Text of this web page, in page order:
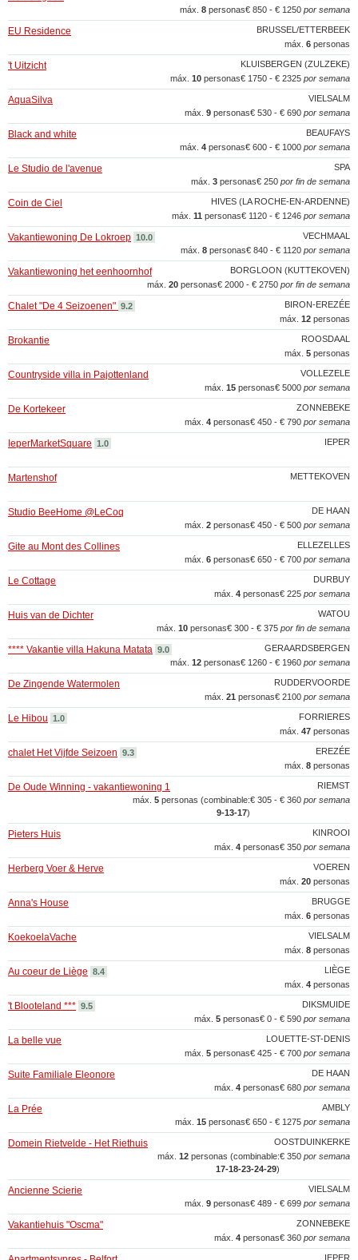
€ 850 - € 1250 por semana
máx. 8 personas
BRUSSEL/ETTERBEEK
EU Residence
máx. 6 personas
KLUISBERGEN (ZULZEKE)
't Uitzicht
€ 1750 - € 2325 por semana
máx. 10 personas
VIELSALM
AquaSilva
€ 530 - € 690 por semana
máx. 9 personas
BEAUFAYS
Black and white
€ 600 - € 1000 por semana
máx. 4 personas
SPA
Le Studio de l'avenue
€ 250 por fin de semana
máx. 3 personas
HIVES (LA ROCHE-EN-ARDENNE)
Coin de Ciel
€ 1120 - € 1246 por semana
máx. 11 personas
VECHMAAL
Vakantiewoning De Lokroep 10.0
€ 840 - € 1120 por semana
máx. 8 personas
BORGLOON (KUTTEKOVEN)
Vakantiewoning het eenhoornhof
€ 2000 - € 2750 por fin de semana
máx. 20 personas
BIRON-EREZÉE
Chalet "De 4 Seizoenen" 9.2
máx. 12 personas
ROOSDAAL
Brokantie
máx. 5 personas
VOLLEZELE
Countryside villa in Pajottenland
€ 5000 por semana
máx. 15 personas
ZONNEBEKE
De Kortekeer
€ 450 - € 790 por semana
máx. 4 personas
IEPER
IeperMarketSquare 1.0
METTEKOVEN
Martenshof
DE HAAN
Studio BeeHome @LeCoq
€ 450 - € 500 por semana
máx. 2 personas
ELLEZELLES
Gite au Mont des Collines
€ 650 - € 700 por semana
máx. 6 personas
DURBUY
Le Cottage
€ 225 por semana
máx. 4 personas
WATOU
Huis van de Dichter
€ 300 - € 375 por fin de semana
máx. 10 personas
GERAARDSBERGEN
**** Vakantie villa Hakuna Matata 9.0
€ 1260 - € 1960 por semana
máx. 12 personas
RUDDERVOORDE
De Zingende Watermolen
€ 2100 por semana
máx. 21 personas
FORRIERES
Le Hibou 1.0
máx. 47 personas
EREZÉE
chalet Het Vijfde Seizoen 9.3
máx. 8 personas
RIEMST
De Oude Winning - vakantiewoning 1
€ 305 - € 360 por semana
máx. 5 personas (combinable:
9‑13‑17)
KINROOI
Pieters Huis
€ 350 por semana
máx. 4 personas
VOEREN
Herberg Voer & Herve
máx. 20 personas
BRUGGE
Anna's House
máx. 6 personas
VIELSALM
KoekoelaVache
máx. 8 personas
LIÈGE
Au coeur de Liège 8.4
máx. 4 personas
DIKSMUIDE
't Blooteland *** 9.5
€ 0 - € 590 por semana
máx. 5 personas
LOUETTE-ST-DENIS
La belle vue
€ 425 - € 700 por semana
máx. 5 personas
DE HAAN
Suite Familiale Eleonore
€ 680 por semana
máx. 4 personas
AMBLY
La Prée
€ 650 - € 1275 por semana
máx. 15 personas
OOSTDUINKERKE
Domein Rietvelde - Het Riethuis
€ 350 por semana
máx. 12 personas (combinable:
17‑18‑23‑24‑29)
VIELSALM
Ancienne Scierie
€ 489 - € 699 por semana
máx. 9 personas
ZONNEBEKE
Vakantiehuis "Oscma"
€ 360 por semana
máx. 4 personas
IEPER